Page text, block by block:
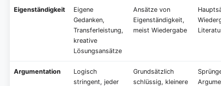
Eigenständigkeit
Eigene
Gedanken,
Transferleistung,
kreative
Lösungsansätze
Ansätze von
Eigenständigkeit,
meist Wiedergabe
Argumentation
Logisch
stringent, jeder
Grundsätzlich
schlüssig, kleinere